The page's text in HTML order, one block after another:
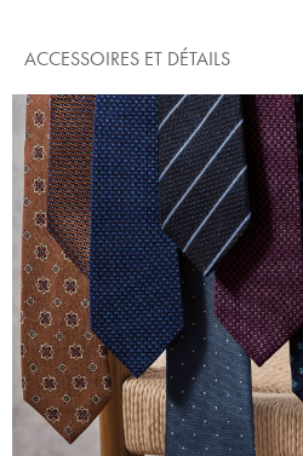
ACCESSOIRES ET DÉTAILS